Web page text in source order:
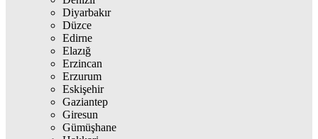
Diyarbakır
Düzce
Edirne
Elazığ
Erzincan
Erzurum
Eskişehir
Gaziantep
Giresun
Gümüşhane